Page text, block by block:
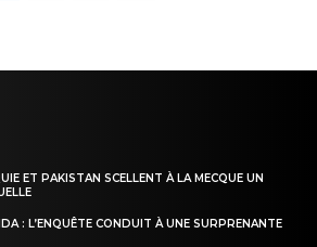
ET PAKISTAN SCELLENT À LA MECQUE UN
: L’ENQUÊTE CONDUIT À UNE SURPRENANTE